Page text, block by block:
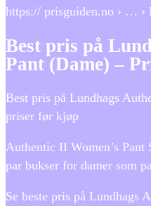
https:// prisguiden.no › … ›
Best pris på
Pant (Dame) –
Best pris på Lundhags
priser før kjøp
Authentic II Women’s
par bukser for damer som
Se beste pris på Lundhags